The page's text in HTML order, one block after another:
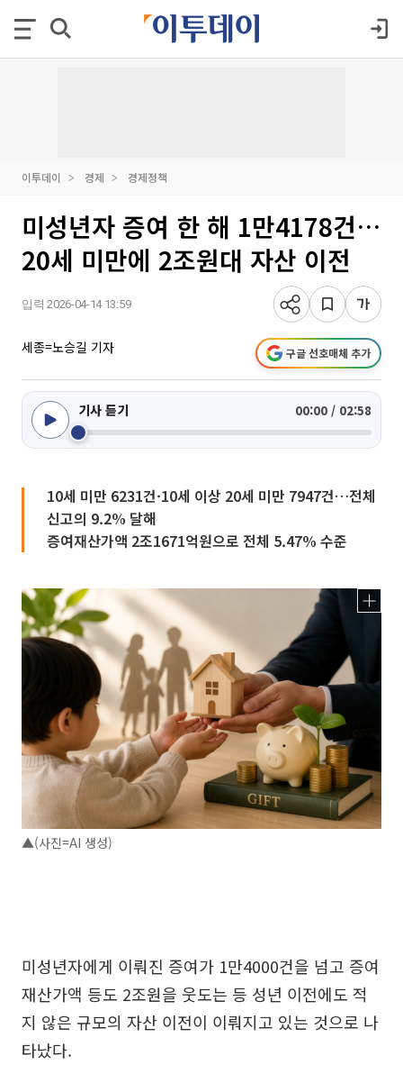
이투데이 경제 경제정책
미성년자 증여 한 해 1만4178건…
20세 미만에 2조원대 자산 이전
입력 2026-04-14 13:59
세종=노승길 기자 구글 선호매체 추가
기사 듣기 00:00 / 02:58
10세 미만 6231건·10세 이상 20세 미만 7947건…전체
신고의 9.2% 달해
증여재산가액 2조1671억원으로 전체 5.47% 수준
▲(사진=AI 생성)
미성년자에게 이뤄진 증여가 1만4000건을 넘고 증여
재산가액 등도 2조원을 웃도는 등 성년 이전에도 적
지 않은 규모의 자산 이전이 이뤄지고 있는 것으로 나
타났다.